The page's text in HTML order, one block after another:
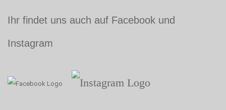
Ihr findet uns auch auf Facebook und
Instagram